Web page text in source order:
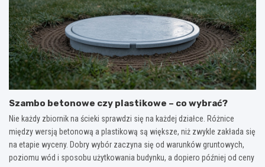
Szambo betonowe czy plastikowe – co wybrać?
Nie każdy zbiornik na ścieki sprawdzi się na każdej działce. Różnice
między wersją betonową a plastikową są większe, niż zwykle zakłada się
na etapie wyceny. Dobry wybór zaczyna się od warunków gruntowych,
poziomu wód i sposobu użytkowania budynku, a dopiero później od ceny